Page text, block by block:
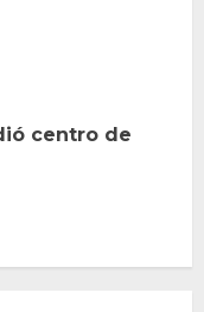
centro de